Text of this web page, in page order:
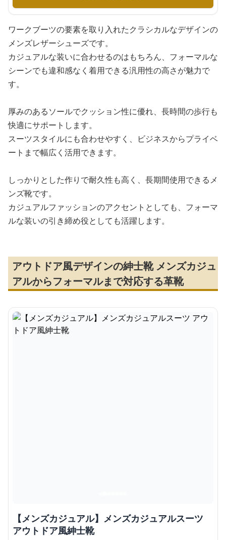
ワークブーツの要素を取り入れたクラシカルなデザインの
メンズレザーシューズです。
カジュアルな装いに合わせるのはもちろん、フォーマルな
シーンでも違和感なく着用できる汎用性の高さが魅力で
す。
厚みのあるソールでクッション性に優れ、長時間の歩行も
快適にサポートします。
スーツスタイルにも合わせやすく、ビジネスからプライベ
ートまで幅広く活用できます。
しっかりとした作りで耐久性も高く、長期間使用できるメ
ンズ靴です。
カジュアルファッションのアクセントとしても、フォーマ
ルな装いの引き締め役としても活躍します。
アウトドア風デザインの紳士靴 メンズカジュ
アルからフォーマルまで対応する革靴
【メンズカジュアル】メンズカジュアルスーツ
アウトドア風紳士靴